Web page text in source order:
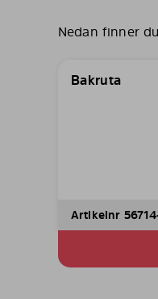
Nedan finner
Bakruta
Artikelnr